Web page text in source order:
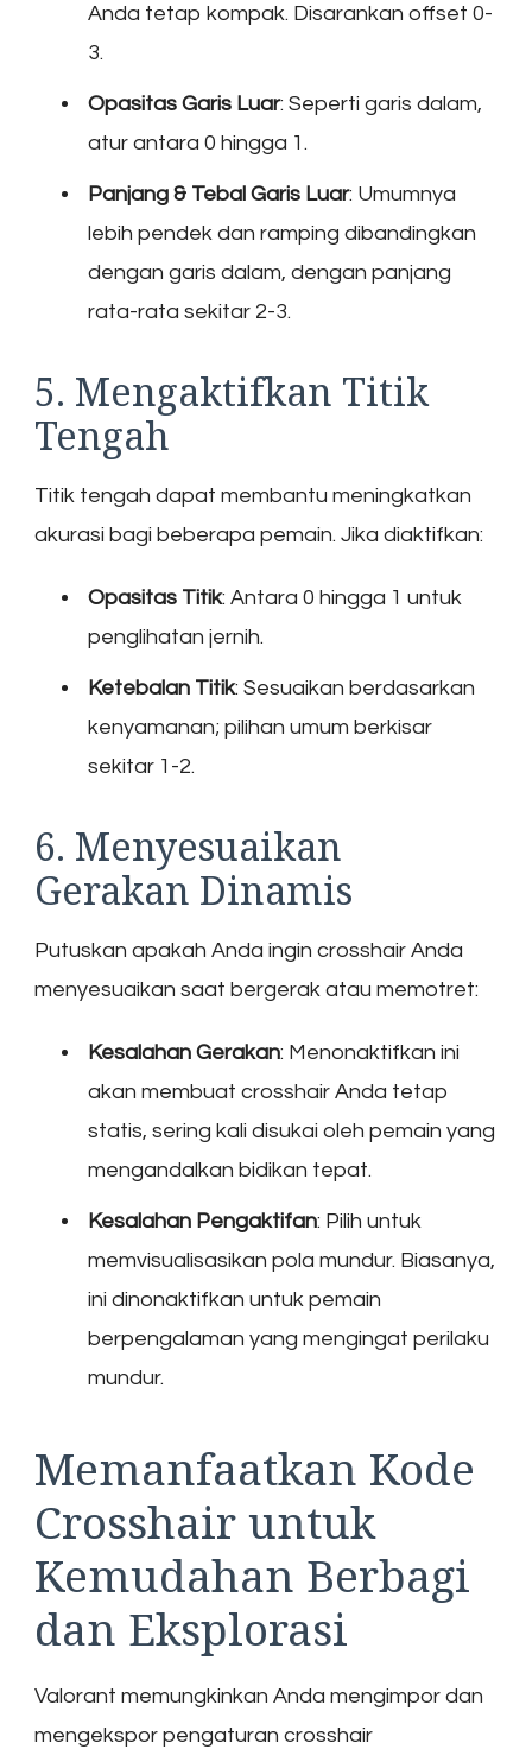
Anda tetap kompak. Disarankan offset 0-
3.
Opasitas Garis Luar: Seperti garis dalam,
atur antara 0 hingga 1.
Panjang & Tebal Garis Luar: Umumnya
lebih pendek dan ramping dibandingkan
dengan garis dalam, dengan panjang
rata-rata sekitar 2-3.
5. Mengaktifkan Titik
Tengah
Titik tengah dapat membantu meningkatkan
akurasi bagi beberapa pemain. Jika diaktifkan:
Opasitas Titik: Antara 0 hingga 1 untuk
penglihatan jernih.
Ketebalan Titik: Sesuaikan berdasarkan
kenyamanan; pilihan umum berkisar
sekitar 1-2.
6. Menyesuaikan
Gerakan Dinamis
Putuskan apakah Anda ingin crosshair Anda
menyesuaikan saat bergerak atau memotret:
Kesalahan Gerakan: Menonaktifkan ini
akan membuat crosshair Anda tetap
statis, sering kali disukai oleh pemain yang
mengandalkan bidikan tepat.
Kesalahan Pengaktifan: Pilih untuk
memvisualisasikan pola mundur. Biasanya,
ini dinonaktifkan untuk pemain
berpengalaman yang mengingat perilaku
mundur.
Memanfaatkan Kode
Crosshair untuk
Kemudahan Berbagi
dan Eksplorasi
Valorant memungkinkan Anda mengimpor dan
mengekspor pengaturan crosshair